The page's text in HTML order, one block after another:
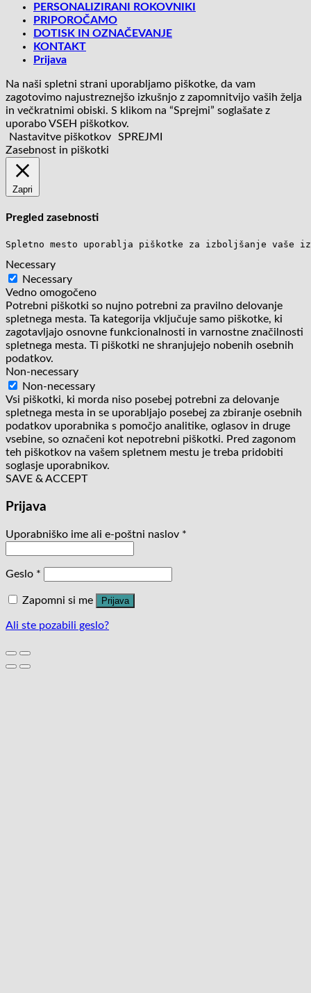
PERSONALIZIRANI ROKOVNIKI
PRIPOROČAMO
DOTISK IN OZNAČEVANJE
KONTAKT
Prijava
Na naši spletni strani uporabljamo piškotke, da vam
zagotovimo najustreznejšo izkušnjo z zapomnitvijo vaših želja
in večkratnimi obiski. S klikom na “Sprejmi” soglašate z
uporabo VSEH piškotkov.
Nastavitve piškotkov
SPREJMI
Zasebnost in piškotki
Zapri
Pregled zasebnosti
Spletno mesto uporablja piškotke za izboljšanje vaše
Necessary
Necessary
Vedno omogočeno
Potrebni piškotki so nujno potrebni za pravilno delovanje
spletnega mesta. Ta kategorija vključuje samo piškotke, ki
zagotavljajo osnovne funkcionalnosti in varnostne značilnosti
spletnega mesta. Ti piškotki ne shranjujejo nobenih osebnih
podatkov.
Non-necessary
Non-necessary
Vsi piškotki, ki morda niso posebej potrebni za delovanje
spletnega mesta in se uporabljajo posebej za zbiranje osebnih
podatkov uporabnika s pomočjo analitike, oglasov in druge
vsebine, so označeni kot nepotrebni piškotki. Pred zagonom
teh piškotkov na vašem spletnem mestu je treba pridobiti
soglasje uporabnikov.
SAVE & ACCEPT
Prijava
Uporabniško ime ali e-poštni naslov *
Geslo *
Zapomni si me Prijava
Ali ste pozabili geslo?